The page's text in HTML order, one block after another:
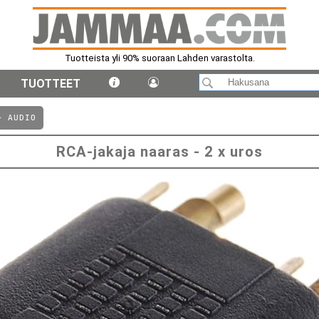
Tuotteista yli 90% suoraan Lahden varastolta.
TUOTTEET
AUDIO
RCA-jakaja naaras - 2 x uros